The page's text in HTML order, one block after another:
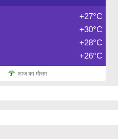
+27°C
+30°C
+28°C
+26°C
आज का मौसम